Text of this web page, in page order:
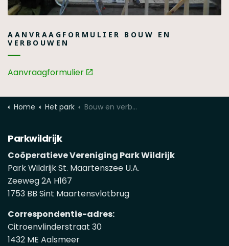
AANVRAAGFORMULIER BOUW EN
VERBOUWEN
Aanvraagformulier
Home Het park Bouw en verbouw
Parkwildrijk
Coöperatieve Vereniging Park Wildrijk
Park Wildrijk St. Maartenszee U.A.
Zeeweg 2A H167
1753 BB Sint Maartensvlotbrug
Correspondentie-adres:
Citroenvlinderstraat 30
1432 ME Aalsmeer